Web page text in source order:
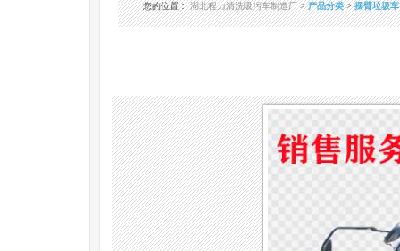
您的位置：湖北程力清洗吸污车制造厂>产品分类>摆臂垃圾车